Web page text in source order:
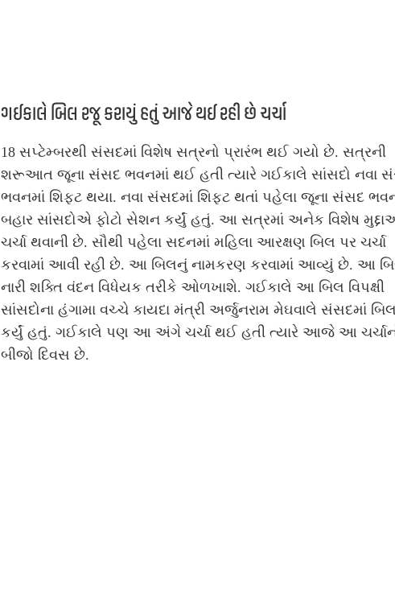
ગઈકાલે બિલ રજૂ કરાયું હતું આજે થઈ રહી છે ચર્ચા
18 સપ્ટેમ્બરથી સંસદમાં વિશેષ સત્રનો પ્રારંભ થઈ ગયો છે. સત્રની
શરૂઆત જૂના સંસદ ભવનમાં થઈ હતી ત્યારે ગઈકાલે સાંસદો નવા
ભવનમાં શિફ્ટ થયા. નવા સંસદમાં શિફ્ટ થતાં પહેલા જૂના સંસદ
બહાર સાંસદોએ ફોટો સેશન કર્યું હતું. આ સત્રમાં અનેક વિશેષ
ચર્ચા થવાની છે. સૌથી પહેલા સદનમાં મહિલા આરક્ષણ બિલ પર ચર્ચા
કરવામાં આવી રહી છે. આ બિલનું નામકરણ કરવામાં આવ્યું છે. આ
નારી શક્તિ વંદન વિધેયક તરીકે ઓળખાશે. ગઈકાલે આ બિલ વિપક્ષી
સાંસદોના હંગામા વચ્ચે કાયદા મંત્રી અર્જુનરામ મેઘવાલે સંસદમાં
કર્યું હતું. ગઈકાલે પણ આ અંગે ચર્ચા થઈ હતી ત્યારે આજે આ
બીજો દિવસ છે.